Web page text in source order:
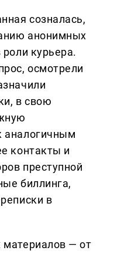
созналась,
анонимных
курьера.
осмотрели
в свою
аналогичным
контакты и
преступной
биллинга,
в
материалов — от